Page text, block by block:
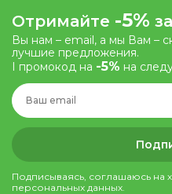
Отримайте -5%
Вы нам – email, а мы Вам –
лучшие предложения.
І промокод на -5% на
Подписываясь, соглашаюсь на
персональных данных.